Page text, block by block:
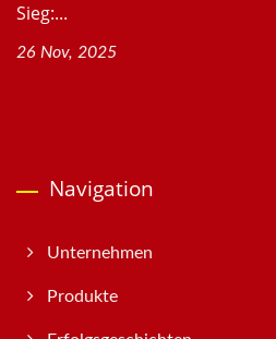
Sieg:...
26 Nov, 2025
Navigation
Unternehmen
Produkte